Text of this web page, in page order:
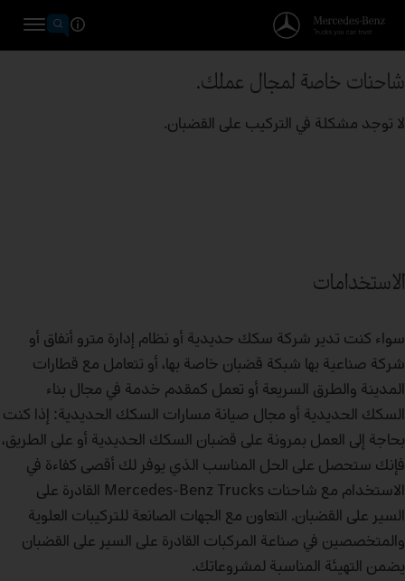
شاحنات خاصة لمجال عملك.
لا توجد مشكلة في التركيب على القضبان.
الاستخدامات
سواء كنت تدير شركة سكك حديدية أو نظام إدارة مترو أنفاق أو
شركة صناعية بها شبكة قضبان خاصة بها، أو تتعامل مع قطارات
المدينة والطرق السريعة أو تعمل كمقدم خدمة في مجال بناء
السكك الحديدية أو مجال صيانة مسارات السكك الحديدية: إذا كنت
بحاجة إلى العمل بمرونة على قضبان السكك الحديدية أو على الطريق،
فإنك ستحصل على الحل المناسب الذي يوفر لك أقصى كفاءة في
الاستخدام مع شاحنات Mercedes‑Benz Trucks القادرة على
السير على القضبان. التعاون مع الجهات الصانعة للتركيبات العلوية
والمتخصصين في صناعة المركبات القادرة على السير على القضبان
يضمن التهيئة المناسبة لمشروعاتك.